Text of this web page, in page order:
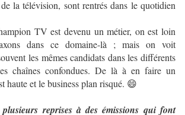
la télévision, sont rentrés dans le quotidien
TV est devenu un métier, on est loin
dans ce domaine-là ; mais on voit
les mêmes candidats dans les différents
chaînes confondues. De là à en faire un
haute et le business plan risqué. 😄
reprises à des émissions qui font